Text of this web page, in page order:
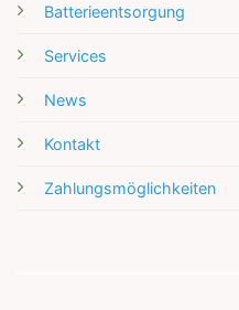
Batterieentsorgung
Services
News
Kontakt
Zahlungsmöglichkeiten